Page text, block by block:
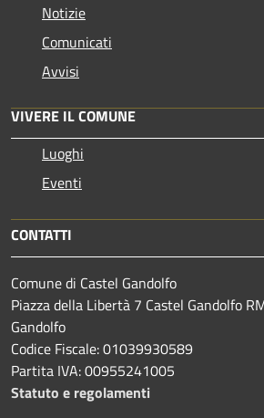
Notizie
Comunicati
Avvisi
VIVERE IL COMUNE
Luoghi
Eventi
CONTATTI
Comune di Castel Gandolfo
Piazza della Libertà 7 Castel Gandolfo
Gandolfo
Codice Fiscale: 01039930589
Partita IVA: 00955241005
Statuto e regolamenti